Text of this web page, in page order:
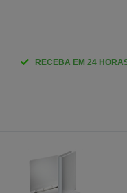
RECEBA EM 24